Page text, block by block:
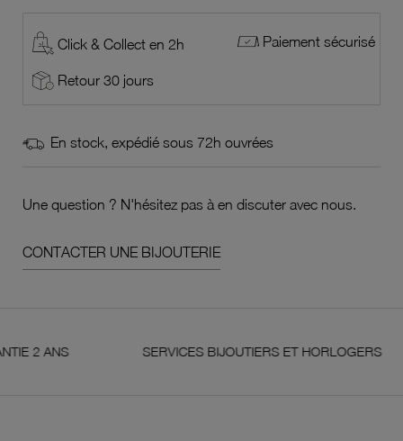
Click & Collect en 2h Paiement sécurisé
Retour 30 jours
En stock, expédié sous 72h ouvrées
Une question ? N'hésitez pas à en discuter avec nous.
CONTACTER UNE BIJOUTERIE
SERVICES BIJOUTIERS ET HORLOGERS